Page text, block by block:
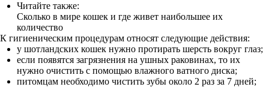
Читайте также:
Сколько в мире кошек и где живет наибольшее их
количество
К гигиеническим процедурам относят следующие действия:
у шотландских кошек нужно протирать шерсть вокруг глаз;
если появятся загрязнения на ушных раковинах, то их
нужно очистить с помощью влажного ватного диска;
питомцам необходимо чистить зубы около 2 раз за 7 дней;